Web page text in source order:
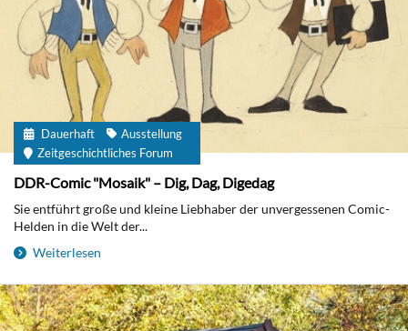
Dauerhaft
Ausstellung
Zeitgeschichtliches Forum
DDR-Comic "Mosaik" – Dig, Dag, Digedag
Sie entführt große und kleine Liebhaber der unvergessenen Comic-
Helden in die Welt der...
Weiterlesen